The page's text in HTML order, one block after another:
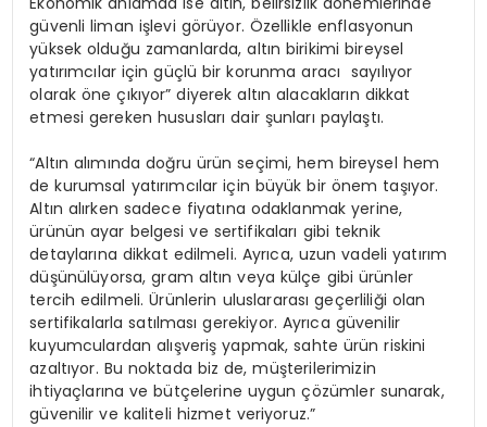
güvenli liman işlevi görüyor. Özellikle enflasyonun
yüksek olduğu zamanlarda, altın birikimi bireysel
yatırımcılar için güçlü bir korunma aracı sayılıyor
olarak öne çıkıyor” diyerek altın alacakların dikkat
etmesi gereken hususları dair şunları paylaştı.
“Altın alımında doğru ürün seçimi, hem bireysel hem
de kurumsal yatırımcılar için büyük bir önem taşıyor.
Altın alırken sadece fiyatına odaklanmak yerine,
ürünün ayar belgesi ve sertifikaları gibi teknik
detaylarına dikkat edilmeli. Ayrıca, uzun vadeli yatırım
düşünülüyorsa, gram altın veya külçe gibi ürünler
tercih edilmeli. Ürünlerin uluslararası geçerliliği olan
sertifikalarla satılması gerekiyor. Ayrıca güvenilir
kuyumculardan alışveriş yapmak, sahte ürün riskini
azaltıyor. Bu noktada biz de, müşterilerimizin
ihtiyaçlarına ve bütçelerine uygun çözümler sunarak,
güvenilir ve kaliteli hizmet veriyoruz.”